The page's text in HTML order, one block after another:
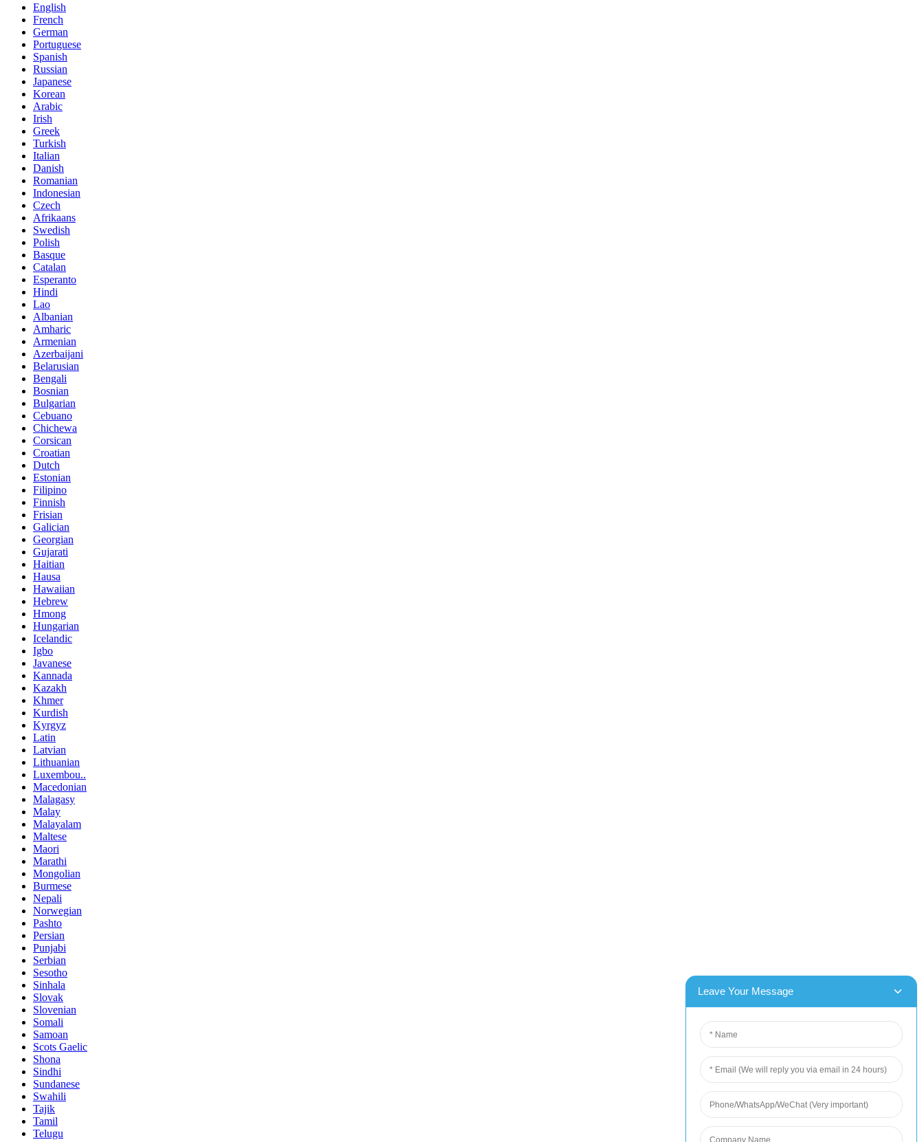
English
French
German
Portuguese
Spanish
Russian
Japanese
Korean
Arabic
Irish
Greek
Turkish
Italian
Danish
Romanian
Indonesian
Czech
Afrikaans
Swedish
Polish
Basque
Catalan
Esperanto
Hindi
Lao
Albanian
Amharic
Armenian
Azerbaijani
Belarusian
Bengali
Bosnian
Bulgarian
Cebuano
Chichewa
Corsican
Croatian
Dutch
Estonian
Filipino
Finnish
Frisian
Galician
Georgian
Gujarati
Haitian
Hausa
Hawaiian
Hebrew
Hmong
Hungarian
Icelandic
Igbo
Javanese
Kannada
Kazakh
Khmer
Kurdish
Kyrgyz
Latin
Latvian
Lithuanian
Luxembou..
Macedonian
Malagasy
Malay
Malayalam
Maltese
Maori
Marathi
Mongolian
Burmese
Nepali
Norwegian
Pashto
Persian
Punjabi
Serbian
Sesotho
Sinhala
Slovak
Slovenian
Somali
Samoan
Scots Gaelic
Shona
Sindhi
Sundanese
Swahili
Tajik
Tamil
Telugu